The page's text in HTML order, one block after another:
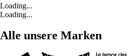
Loading...
Loading...
Alle unsere Marken